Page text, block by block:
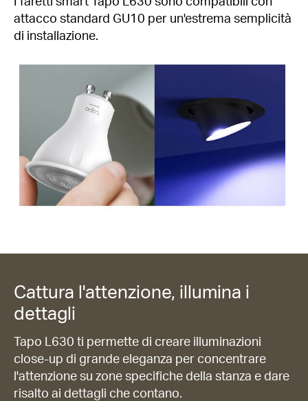
attacco standard GU10 per un'estrema semplicità
di installazione.
Cattura l'attenzione, illumina i
dettagli
Tapo L630 ti permette di creare illuminazioni
close-up di grande eleganza per concentrare
l'attenzione su zone specifiche della stanza e dare
risalto ai dettagli che contano.